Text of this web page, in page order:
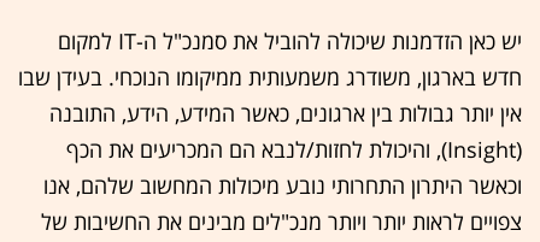
יש כאן הזדמנות שיכולה להוביל את סמנכ"ל ה-IT למקום
חדש בארגון, משודרג משמעותית ממיקומו הנוכחי. בעידן שבו
אין יותר גבולות בין ארגונים, כאשר המידע, הידע, התובנה
(Insight), והיכולת לחזות/לנבא הם המכריעים את הכף
וכאשר היתרון התחרותי נובע מיכולות המחשוב שלהם, אנו
צפויים לראות יותר ויותר מנכ"לים מבינים את החשיבות של